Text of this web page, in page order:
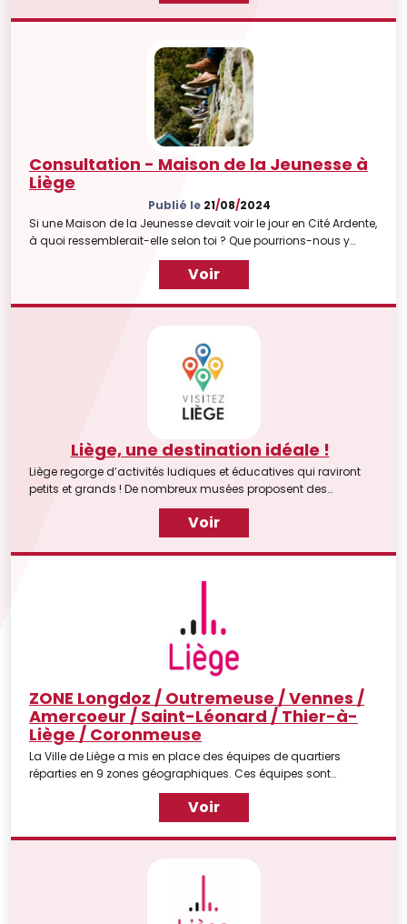
Consultation - Maison de la Jeunesse à
Liège
Publié le 21/08/2024
Si une Maison de la Jeunesse devait voir le jour en Cité Ardente,
à quoi ressemblerait-elle selon toi ? Que pourrions-nous y
(re)trouver pour les jeunes liégeois ?
Voir
Liège, une destination idéale !
Liège regorge d’activités ludiques et éducatives qui raviront
petits et grands ! De nombreux musées proposent des
parcours et des activités spécialement pour les enfants. Mais...
visiter le Centre-Ville, se balader au fil de la Meuse ou encore
partir pour une épique chasse aux trésors sur les Coteaux de la
Voir
ZONE Longdoz / Outremeuse / Vennes /
Amercoeur / Saint-Léonard / Thier-à-
Liège / Coronmeuse
La Ville de Liège a mis en place des équipes de quartiers
réparties en 9 zones géographiques. Ces équipes sont
constituées d'un(e) coordinateur(trice) et d'une équipe
Voir